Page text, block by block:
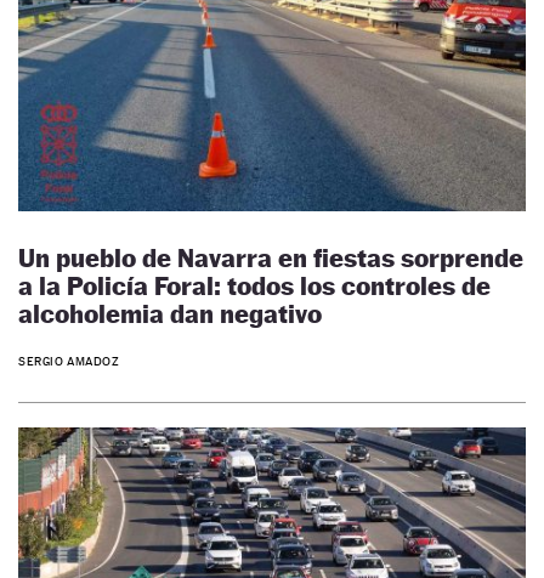
Un pueblo de Navarra en fiestas sorprende
a la Policía Foral: todos los controles de
alcoholemia dan negativo
SERGIO AMADOZ